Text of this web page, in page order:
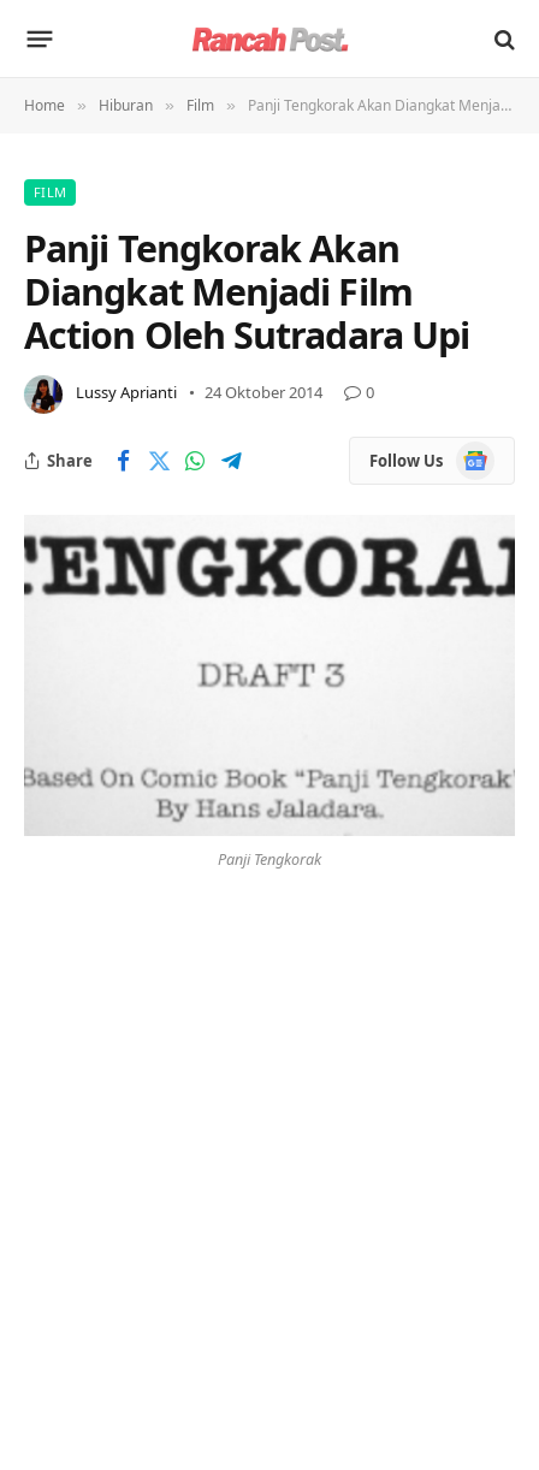
Home » Hiburan » Film » Panji Tengkorak Akan Diangkat Menjadi Film Action Oleh Sutradara Upi
FILM
Panji Tengkorak Akan
Diangkat Menjadi Film
Action Oleh Sutradara Upi
Lussy Aprianti 24 Oktober 2014 0
Share Follow Us
Google
News
Panji Tengkorak